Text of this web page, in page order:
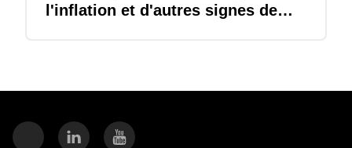
l'inflation et d'autres signes de